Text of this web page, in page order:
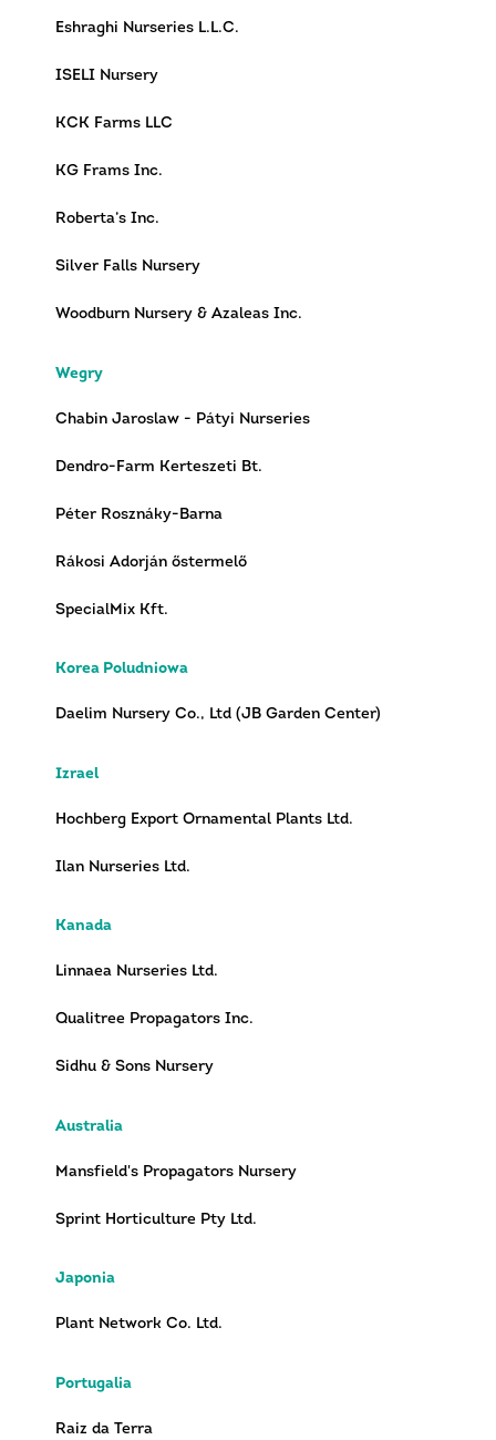
Eshraghi Nurseries L.L.C.
ISELI Nursery
KCK Farms LLC
KG Frams Inc.
Roberta’s Inc.
Silver Falls Nursery
Woodburn Nursery & Azaleas Inc.
Wegry
Chabin Jaroslaw - Pátyi Nurseries
Dendro-Farm Kerteszeti Bt.
Péter Rosznáky-Barna
Rákosi Adorján őstermelő
SpecialMix Kft.
Korea Poludniowa
Daelim Nursery Co., Ltd (JB Garden Center)
Izrael
Hochberg Export Ornamental Plants Ltd.
Ilan Nurseries Ltd.
Kanada
Linnaea Nurseries Ltd.
Qualitree Propagators Inc.
Sidhu & Sons Nursery
Australia
Mansfield's Propagators Nursery
Sprint Horticulture Pty Ltd.
Japonia
Plant Network Co. Ltd.
Portugalia
Raiz da Terra